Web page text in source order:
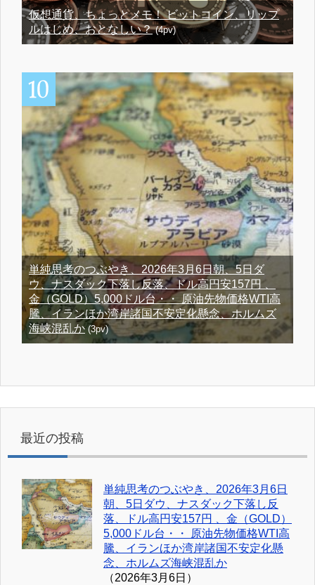
仮想通貨、ちょっとメモ！ ビットコイン、リップ
ルはじめ、おとなしい？(4pv)
単純思考のつぶやき、2026年3月6日朝、5日ダ
ウ、ナスダック下落し反落、ドル高円安157円 、
金（GOLD）5,000ドル台・・ 原油先物価格WTI高
騰、イランほか湾岸諸国不安定化懸念、ホルムズ
海峡混乱か(3pv)
最近の投稿
単純思考のつぶやき、2026年3月6日
朝、5日ダウ、ナスダック下落し反
落、ドル高円安157円 、金（GOLD）
5,000ドル台・・ 原油先物価格WTI高
騰、イランほか湾岸諸国不安定化懸
念、ホルムズ海峡混乱か
（2026年3月6日）